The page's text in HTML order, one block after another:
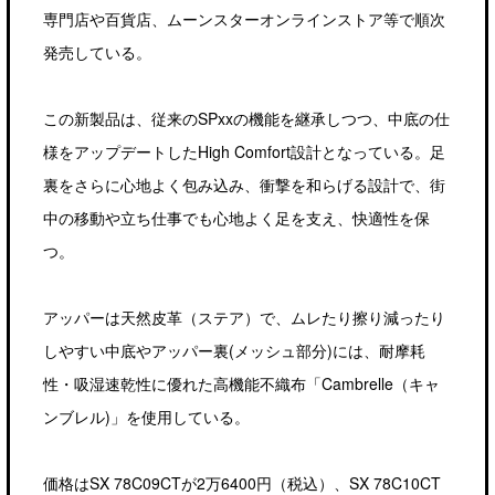
専門店や百貨店、ムーンスターオンラインストア等で順次
発売している。
この新製品は、従来のSPxxの機能を継承しつつ、中底の仕
様をアップデートしたHigh Comfort設計となっている。足
裏をさらに心地よく包み込み、衝撃を和らげる設計で、街
中の移動や立ち仕事でも心地よく足を支え、快適性を保
つ。
アッパーは天然皮革（ステア）で、ムレたり擦り減ったり
しやすい中底やアッパー裏(メッシュ部分)には、耐摩耗
性・吸湿速乾性に優れた高機能不織布「Cambrelle（キャ
ンブレル)」を使用している。
価格はSX 78C09CTが2万6400円（税込）、SX 78C10CT